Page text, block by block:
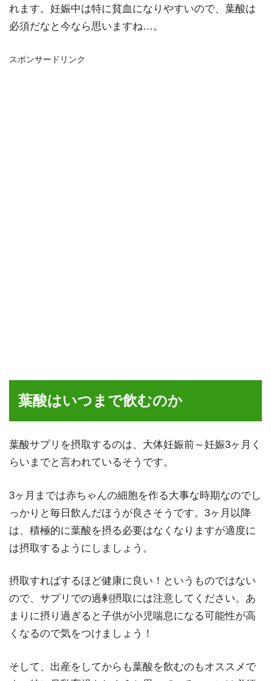
れます。妊娠中は特に貧血になりやすいので、葉酸は
必須だなと今なら思いますね…。
スポンサードリンク
葉酸はいつまで飲むのか
葉酸サプリを摂取するのは、大体妊娠前～妊娠3ヶ月く
らいまでと言われているそうです。
3ヶ月までは赤ちゃんの細胞を作る大事な時期なのでし
っかりと毎日飲んだほうが良さそうです。3ヶ月以降
は、積極的に葉酸を摂る必要はなくなりますが適度に
は摂取するようにしましょう。
摂取すればするほど健康に良い！というものではない
ので、サプリでの過剰摂取には注意してください。あ
まりに摂り過ぎると子供が小児喘息になる可能性が高
くなるので気をつけましょう！
そして、出産をしてからも葉酸を飲むのもオススメで